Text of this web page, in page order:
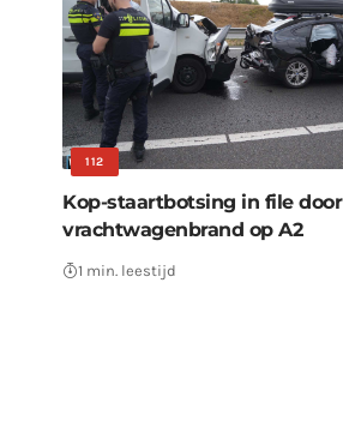
112
Kop-staartbotsing in file door
vrachtwagenbrand op A2
1 min. leestijd